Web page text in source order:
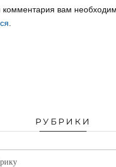
комментария вам
РУБРИКИ